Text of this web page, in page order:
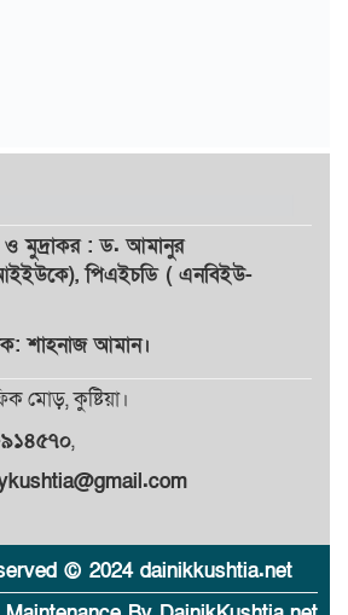
মুদ্রাকর: ড. আমানুর
পিএইচডি ( এনবিইউ-
শাহনাজ আমান।
মোড়, কুষ্টিয়া।
,
© 2024 dainikkushtia.net